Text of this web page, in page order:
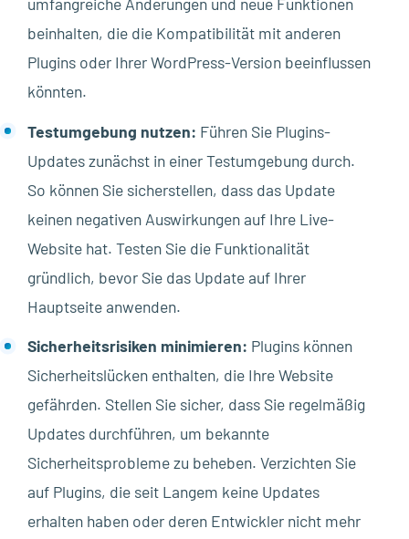
beinhalten, die die Kompatibilität mit anderen
Plugins oder Ihrer WordPress-Version beeinflussen
könnten.
Testumgebung nutzen: Führen Sie Plugins-
Updates zunächst in einer Testumgebung durch.
So können Sie sicherstellen, dass das Update
keinen negativen Auswirkungen auf Ihre Live-
Website hat. Testen Sie die Funktionalität
gründlich, bevor Sie das Update auf Ihrer
Hauptseite anwenden.
Sicherheitsrisiken minimieren: Plugins können
Sicherheitslücken enthalten, die Ihre Website
gefährden. Stellen Sie sicher, dass Sie regelmäßig
Updates durchführen, um bekannte
Sicherheitsprobleme zu beheben. Verzichten Sie
auf Plugins, die seit Langem keine Updates
erhalten haben oder deren Entwickler nicht mehr